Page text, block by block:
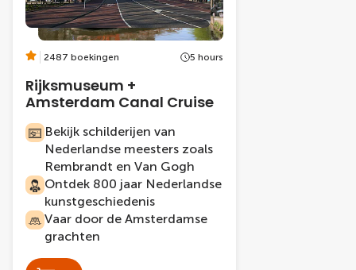
2487 boekingen 5 hours
Rijksmuseum +
Amsterdam Canal Cruise
Bekijk schilderijen van
Nederlandse meesters zoals
Rembrandt en Van Gogh
Ontdek 800 jaar Nederlandse
kunstgeschiedenis
Vaar door de Amsterdamse
grachten